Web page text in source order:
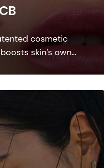
cosmetic
skin’s own
resulting in a